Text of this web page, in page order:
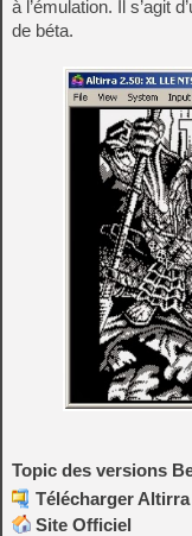
à l’émulation. Il s’agit
de béta.
Topic des versions
Télécharger Altirra
Site Officiel